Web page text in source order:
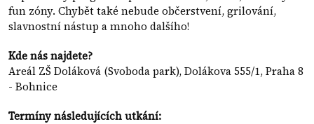
fun zóny. Chybět také nebude občerstvení, grilování,
slavnostní nástup a mnoho dalšího!
Kde nás najdete?
Areál ZŠ Doláková (Svoboda park), Dolákova 555/1, Praha 8
- Bohnice
Termíny následujících utkání: